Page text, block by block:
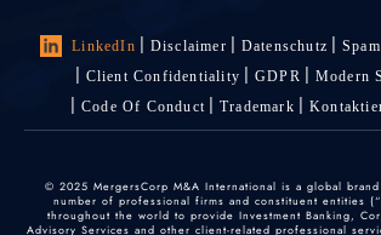
LinkedIn Disclaimer Datenschutz
Client Confidentiality
GDPR
Modern
Code Of Conduct
Trademark
© 2025 MergersCorp M&A International is a global
number of professional firms and constituent entities
throughout the world to provide Investment Banking,
Advisory Services and other client-related professional